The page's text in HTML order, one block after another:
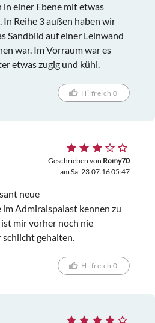
in einer Ebene mit etwas
Reihe 3 außen haben wir
Sandbild auf einer Leinwand
war. Im Vorraum war es
etwas zugig und kühl.
Hilfreich 0
Geschrieben von Romy70
am Sa. 23.07.16 05:47
neue
Admiralspalast kennen zu
mir vorher noch nie
gehalten.
Hilfreich 0